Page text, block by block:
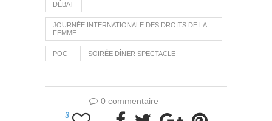
DÉBAT
JOURNÉE INTERNATIONALE DES DROITS DE LA
FEMME
POC SOIRÉE DÎNER SPECTACLE
0 commentaire
3